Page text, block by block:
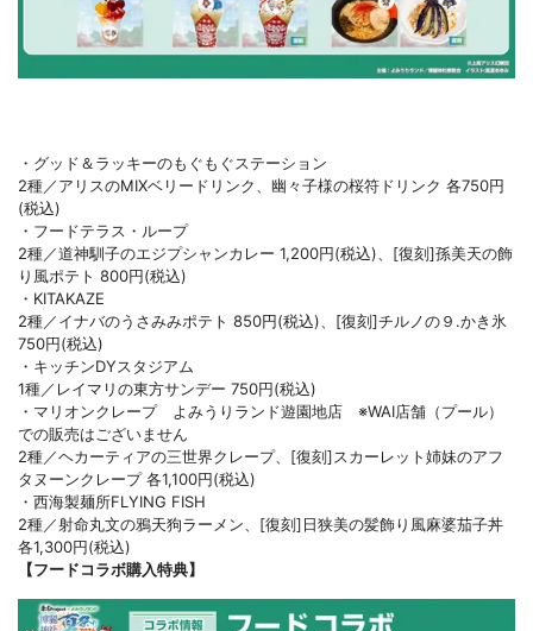
・グッド＆ラッキーのもぐもぐステーション
2種／アリスのMIXベリードリンク、幽々子様の桜符ドリンク 各750円
(税込)
・フードテラス・ループ
2種／道神馴子のエジプシャンカレー 1,200円(税込)、[復刻]孫美天の飾
り風ポテト 800円(税込)
・KITAKAZE
2種／イナバのうさみみポテト 850円(税込)、[復刻]チルノの９.かき氷
750円(税込)
・キッチンDYスタジアム
1種／レイマリの東方サンデー 750円(税込)
・マリオンクレープ よみうりランド遊園地店 ※WAI店舗（プール）
での販売はございません
2種／ヘカーティアの三世界クレープ、[復刻]スカーレット姉妹のアフ
タヌーンクレープ 各1,100円(税込)
・西海製麺所FLYING FISH
2種／射命丸文の鴉天狗ラーメン、[復刻]日狭美の髪飾り風麻婆茄子丼
各1,300円(税込)
【フードコラボ購入特典】